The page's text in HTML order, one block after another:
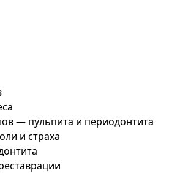
— пульпита и периодонтита
и страха